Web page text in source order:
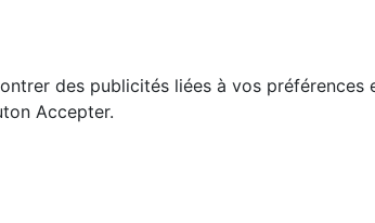
des publicités liées à vos préférences
Accepter.